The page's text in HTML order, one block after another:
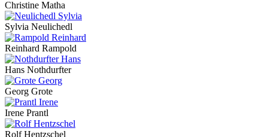
Christine Matha
Sylvia Neulichedl
Reinhard Rampold
Hans Nothdurfter
Georg Grote
Irene Prantl
Rolf Hentzschel